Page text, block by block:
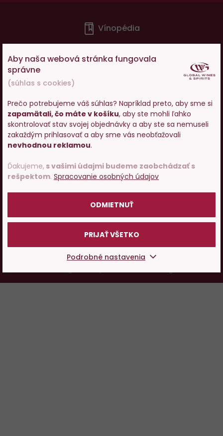
Aby naša webová stránka fungovala
správne
(súhlas s cookies)
Prečo potrebujeme váš súhlas? Napríklad preto, aby sme si
zapamätali, čo máte v košíku, aby ste mohli ľahko
skontrolovať stav svojej objednávky a aby ste sa nemuseli
zakaždým prihlasovať a aby sme vás neobťažovali
nevhodnou reklamou.
Ďakujeme, s vašimi údajmi budeme zaobchádzať s
rešpektom. Spracovanie osobných údajov
ODMIETNUŤ
PRIJAŤ VŠETKO
Podrobné nastavenia
Vínopédia
Ako nakupovať
Pojďme si povídat o víně
vyhrazena. Adresa: Václavské náměstí 53, 110 00 Praha 1,
e-mail:eshop@g-w-s.cz
V internetovom obchode Global-Wines.sk platí zákaz
rokov.
Česky Slovensky
Vstupujete na stránky s
predajom alkoholu. Prosím
potvrďte, že Vám už bolo 18